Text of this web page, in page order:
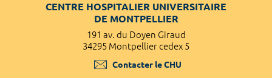
CENTRE HOSPITALIER UNIVERSITAIRE
DE MONTPELLIER
191 av. du Doyen Giraud
34295 Montpellier cedex 5
Contacter le CHU